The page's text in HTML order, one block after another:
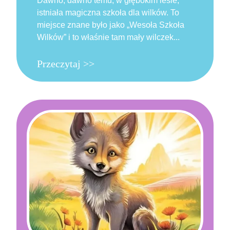
istniała magiczna szkoła dla wilków. To
miejsce znane było jako „Wesoła Szkoła
Wilków” i to właśnie tam mały wilczek...
Przeczytaj >>